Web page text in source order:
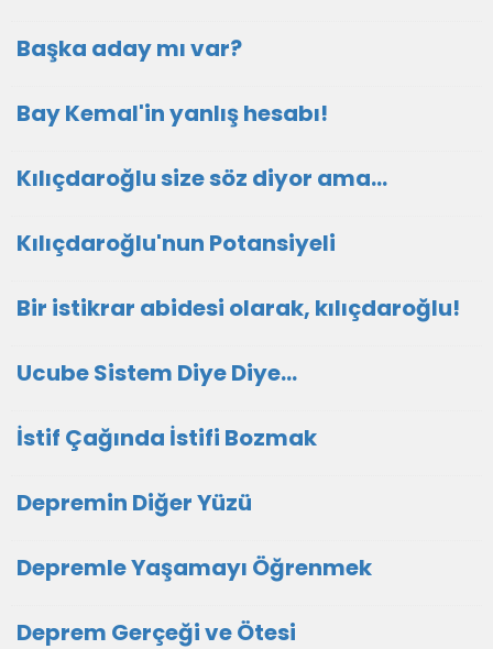
Başka aday mı var?
Bay Kemal'in yanlış hesabı!
Kılıçdaroğlu size söz diyor ama...
Kılıçdaroğlu'nun Potansiyeli
Bir istikrar abidesi olarak, kılıçdaroğlu!
Ucube Sistem Diye Diye…
İstif Çağında İstifi Bozmak
Depremin Diğer Yüzü
Depremle Yaşamayı Öğrenmek
Deprem Gerçeği ve Ötesi